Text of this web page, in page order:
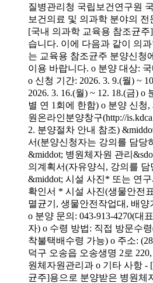
질병관리청 국립보건연구원
보건의료 및 의과학 분야의
[국내 의과학 교육용 참조균
습니다. 이에 다음과 같이 의
는 교육용 참조균주 분양신청
이용 바랍니다. o 분양 대상:
o 신청 기간: 2026. 3. 9.(월) ~
2026. 3. 16.(월) ~ 12. 18.(금)
별 연 1회에 한함) o 분양 신청
원온라인분양창구(http://
2. 분양절차 안내 참조)
서(분양신청자는 강의를 담당
&middot; 병원체자원 관리
의계획서(자유양식, 강의를
&middot; 시설 사진* 또는 연
확인서 * 시설 사진(생물안전
멸균기, 생물안전작업대, 배양
o 분양 문의: 043-913-4270(대
자) o 수령 방법: 직접 방문수
착불택배수령 가능) o 주소:
덕구 오송읍 오송생명 2로
원체자원관리과 o 기타 사항 -
균주]용으로 분양받은 병원체